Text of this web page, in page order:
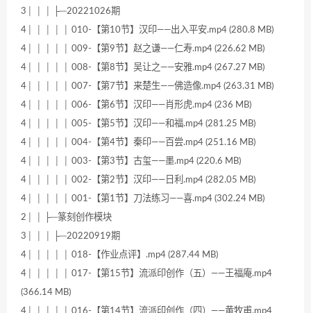
3│ │ │ ├─20221026期
4│ │ │ │ │ 010-【第10节】汉印——出入平安.mp4 (280.8 MB)
4│ │ │ │ │ 009-【第9节】赵之谦——仁寿.mp4 (226.62 MB)
4│ │ │ │ │ 008-【第8节】吴让之——安雅.mp4 (267.27 MB)
4│ │ │ │ │ 007-【第7节】来楚生——佛造像.mp4 (263.31 MB)
4│ │ │ │ │ 006-【第6节】汉印——肖形虎.mp4 (236 MB)
4│ │ │ │ │ 005-【第5节】汉印——和福.mp4 (281.25 MB)
4│ │ │ │ │ 004-【第4节】秦印——百尝.mp4 (251.16 MB)
4│ │ │ │ │ 003-【第3节】古玺——墨.mp4 (220.6 MB)
4│ │ │ │ │ 002-【第2节】汉印——日利.mp4 (282.05 MB)
4│ │ │ │ │ 001-【第1节】刀法练习——喜.mp4 (302.24 MB)
2│ │ ├─篆刻创作模块
3│ │ │ ├─20220919期
4│ │ │ │ │ 018-【作业点评】.mp4 (287.44 MB)
4│ │ │ │ │ 017-【第15节】流派印创作（五）——王福庵.mp4
(366.14 MB)
4│ │ │ │ │ 016-【第14节】流派印创作（四）——黄牧甫.mp4